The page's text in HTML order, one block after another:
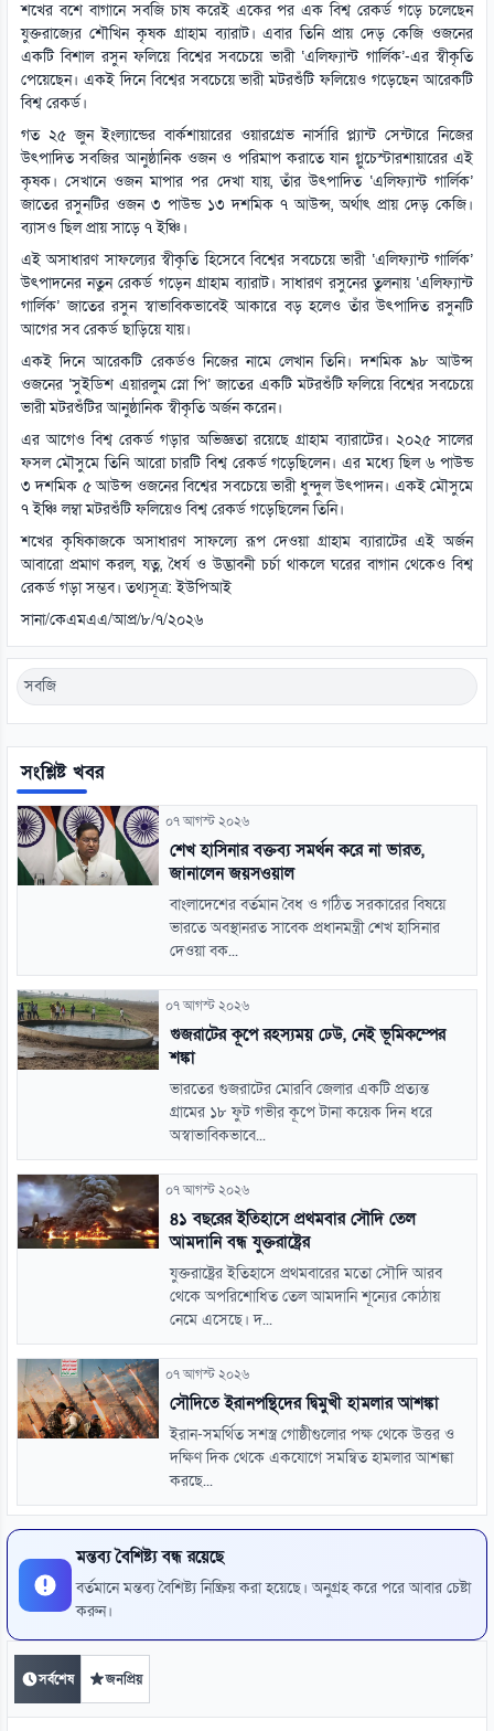
শখের বশে বাগানে সবজি চাষ করেই একের পর এক বিশ্ব রেকর্ড গড়ে চলেছেন
যুক্তরাজ্যের শৌখিন কৃষক গ্রাহাম ব্যারাট। এবার তিনি প্রায় দেড় কেজি ওজনের
একটি বিশাল রসুন ফলিয়ে বিশ্বের সবচেয়ে ভারী ‘এলিফ্যান্ট গার্লিক’-এর স্বীকৃতি
পেয়েছেন। একই দিনে বিশ্বের সবচেয়ে ভারী মটরশুঁটি ফলিয়েও গড়েছেন আরেকটি
বিশ্ব রেকর্ড।
গত ২৫ জুন ইংল্যান্ডের বার্কশায়ারের ওয়ারগ্রেভ নার্সারি প্ল্যান্ট সেন্টারে নিজের
উৎপাদিত সবজির আনুষ্ঠানিক ওজন ও পরিমাপ করাতে যান গ্লুচেস্টারশায়ারের এই
কৃষক। সেখানে ওজন মাপার পর দেখা যায়, তাঁর উৎপাদিত ‘এলিফ্যান্ট গার্লিক’
জাতের রসুনটির ওজন ৩ পাউন্ড ১৩ দশমিক ৭ আউন্স, অর্থাৎ প্রায় দেড় কেজি।
ব্যাসও ছিল প্রায় সাড়ে ৭ ইঞ্চি।
এই অসাধারণ সাফল্যের স্বীকৃতি হিসেবে বিশ্বের সবচেয়ে ভারী ‘এলিফ্যান্ট গার্লিক’
উৎপাদনের নতুন রেকর্ড গড়েন গ্রাহাম ব্যারাট। সাধারণ রসুনের তুলনায় ‘এলিফ্যান্ট
গার্লিক’ জাতের রসুন স্বাভাবিকভাবেই আকারে বড় হলেও তাঁর উৎপাদিত রসুনটি
আগের সব রেকর্ড ছাড়িয়ে যায়।
একই দিনে আরেকটি রেকর্ডও নিজের নামে লেখান তিনি। দশমিক ৯৮ আউন্স
ওজনের ‘সুইডিশ এয়ারলুম স্নো পি’ জাতের একটি মটরশুঁটি ফলিয়ে বিশ্বের সবচেয়ে
ভারী মটরশুঁটির আনুষ্ঠানিক স্বীকৃতি অর্জন করেন।
এর আগেও বিশ্ব রেকর্ড গড়ার অভিজ্ঞতা রয়েছে গ্রাহাম ব্যারাটের। ২০২৫ সালের
ফসল মৌসুমে তিনি আরো চারটি বিশ্ব রেকর্ড গড়েছিলেন। এর মধ্যে ছিল ৬ পাউন্ড
৩ দশমিক ৫ আউন্স ওজনের বিশ্বের সবচেয়ে ভারী ধুন্দুল উৎপাদন। একই মৌসুমে
৭ ইঞ্চি লম্বা মটরশুঁটি ফলিয়েও বিশ্ব রেকর্ড গড়েছিলেন তিনি।
শখের কৃষিকাজকে অসাধারণ সাফল্যে রূপ দেওয়া গ্রাহাম ব্যারাটের এই অর্জন
আবারো প্রমাণ করল, যত্ন, ধৈর্য ও উদ্ভাবনী চর্চা থাকলে ঘরের বাগান থেকেও বিশ্ব
রেকর্ড গড়া সম্ভব। তথ্যসূত্র: ইউপিআই
সানা/কেএমএএ/আপ্র/৮/৭/২০২৬
সবজি
সংশ্লিষ্ট খবর
০৭ আগস্ট ২০২৬
শেখ হাসিনার বক্তব্য সমর্থন করে না ভারত,
জানালেন জয়সওয়াল
বাংলাদেশের বর্তমান বৈধ ও গঠিত সরকারের বিষয়ে
ভারতে অবস্থানরত সাবেক প্রধানমন্ত্রী শেখ হাসিনার
দেওয়া বক...
০৭ আগস্ট ২০২৬
গুজরাটের কূপে রহস্যময় ঢেউ, নেই ভূমিকম্পের
শঙ্কা
ভারতের গুজরাটের মোরবি জেলার একটি প্রত্যন্ত
গ্রামের ১৮ ফুট গভীর কূপে টানা কয়েক দিন ধরে
অস্বাভাবিকভাবে...
০৭ আগস্ট ২০২৬
৪১ বছরের ইতিহাসে প্রথমবার সৌদি তেল
আমদানি বন্ধ যুক্তরাষ্ট্রের
যুক্তরাষ্ট্রের ইতিহাসে প্রথমবারের মতো সৌদি আরব
থেকে অপরিশোধিত তেল আমদানি শূন্যের কোঠায়
নেমে এসেছে। দ...
০৭ আগস্ট ২০২৬
সৌদিতে ইরানপন্থিদের দ্বিমুখী হামলার আশঙ্কা
ইরান-সমর্থিত সশস্ত্র গোষ্ঠীগুলোর পক্ষ থেকে উত্তর ও
দক্ষিণ দিক থেকে একযোগে সমন্বিত হামলার আশঙ্কা
করছে...
মন্তব্য বৈশিষ্ট্য বন্ধ রয়েছে
বর্তমানে মন্তব্য বৈশিষ্ট্য নিষ্ক্রিয় করা হয়েছে। অনুগ্রহ করে পরে আবার চেষ্টা
করুন।
সর্বশেষ জনপ্রিয়